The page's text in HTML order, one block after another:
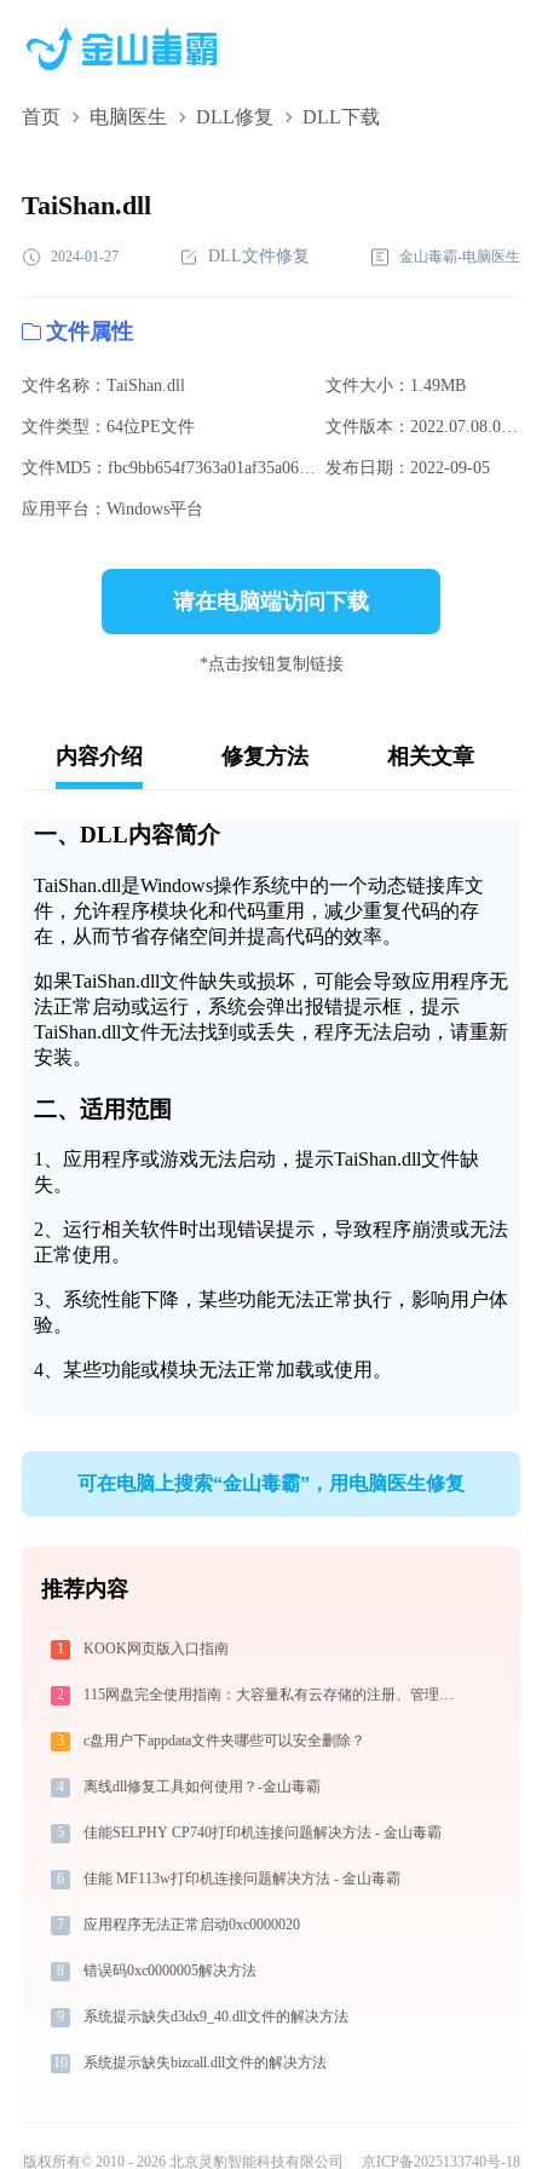
首页 电脑医生 DLL修复 DLL下载
TaiShan.dll,TaiShan.dll下载,TaiShan.dll修复
TaiShan.dll
2024-01-27 DLL文件修复 金山毒霸-电脑医生
文件属性
文件名称：TaiShan.dll 文件大小：1.49MB
文件类型：64位PE文件 文件版本：2022.07.08.0 (9cd464a8)
文件MD5：fbc9bb654f7363a01af35a0661feb8c0 发布日期：2022-09-05
应用平台：Windows平台
请在电脑端访问下载
*点击按钮复制链接
内容介绍 修复方法 相关文章
一、DLL内容简介
TaiShan.dll是Windows操作系统中的一个动态链接库文
件，允许程序模块化和代码重用，减少重复代码的存
在，从而节省存储空间并提高代码的效率。
如果TaiShan.dll文件缺失或损坏，可能会导致应用程序无
法正常启动或运行，系统会弹出报错提示框，提示
TaiShan.dll文件无法找到或丢失，程序无法启动，请重新
安装。
二、适用范围
1、应用程序或游戏无法启动，提示TaiShan.dll文件缺
失。
2、运行相关软件时出现错误提示，导致程序崩溃或无法
正常使用。
3、系统性能下降，某些功能无法正常执行，影响用户体
验。
4、某些功能或模块无法正常加载或使用。
可在电脑上搜索“金山毒霸”，用电脑医生修复
推荐内容
1 KOOK网页版入口指南
2 115网盘完全使用指南：大容量私有云存储的注册、管理与分享全攻略（2026最新）
3 c盘用户下appdata文件夹哪些可以安全删除？
4 离线dll修复工具如何使用？-金山毒霸
5 佳能SELPHY CP740打印机连接问题解决方法 - 金山毒霸
6 佳能 MF113w打印机连接问题解决方法 - 金山毒霸
7 应用程序无法正常启动0xc0000020
8 错误码0xc0000005解决方法
9 系统提示缺失d3dx9_40.dll文件的解决方法
10 系统提示缺失bizcall.dll文件的解决方法
版权所有© 2010 - 2026 北京灵豹智能科技有限公司 京ICP备2025133740号-18